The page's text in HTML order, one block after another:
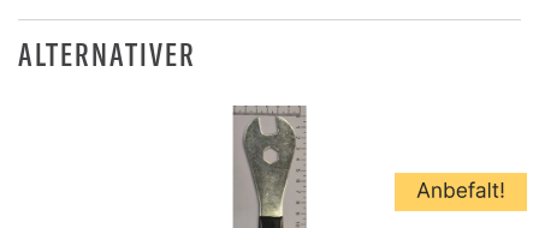
ALTERNATIVER